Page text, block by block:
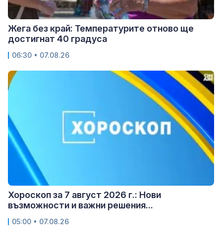
Жега без край: Температурите отново ще
достигнат 40 градуса
06:30 • 07.08.26
Хороскоп за 7 август 2026 г.: Нови
възможности и важни решения...
05:00 • 07.08.26